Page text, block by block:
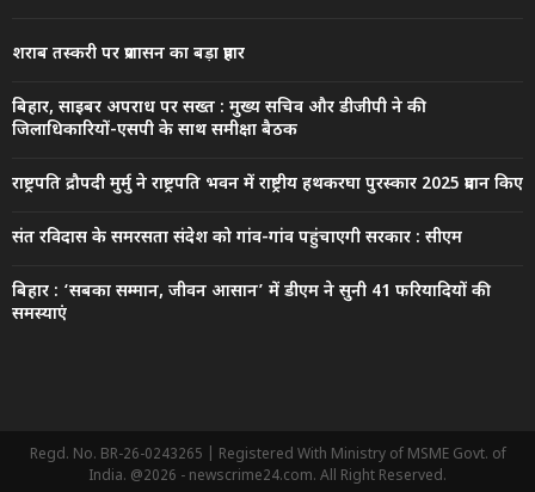
शराब तस्करी पर प्रशासन का बड़ा प्रहार
बिहार, साइबर अपराध पर सख्त : मुख्य सचिव और डीजीपी ने की
जिलाधिकारियों-एसपी के साथ समीक्षा बैठक
राष्ट्रपति द्रौपदी मुर्मु ने राष्ट्रपति भवन में राष्ट्रीय हथकरघा पुरस्कार 2025 प्रदान किए
संत रविदास के समरसता संदेश को गांव-गांव पहुंचाएगी सरकार : सीएम
बिहार : ‘सबका सम्मान, जीवन आसान’ में डीएम ने सुनी 41 फरियादियों की
समस्याएं
Regd. No. BR-26-0243265 | Registered With Ministry of MSME Govt. of
India. @2026 - newscrime24.com. All Right Reserved.